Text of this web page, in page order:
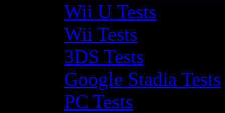
Wii U Tests
Wii Tests
3DS Tests
Google Stadia Tests
PC Tests